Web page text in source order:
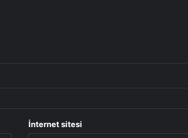
İnternet sitesi